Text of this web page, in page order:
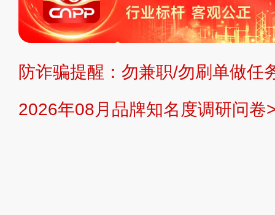
不代理、不招商、不提供中介服务。
持投资购买的观点或意见，页面信息
提交说明： 快速提交发布>> 提交品
防诈骗提醒：勿兼职/勿刷单做任
2026年08月品牌知名度调研问卷